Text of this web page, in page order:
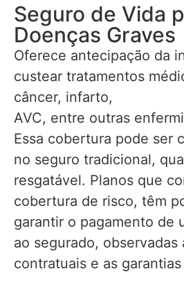
Seguro de Vida
Doenças Graves
Oferece antecipação da
custear tratamentos
câncer, infarto,
AVC, entre outras
Essa cobertura pode ser
no seguro tradicional,
resgatável. Planos que
cobertura de risco, têm
garantir o pagamento de
ao segurado, observadas
contratuais e as